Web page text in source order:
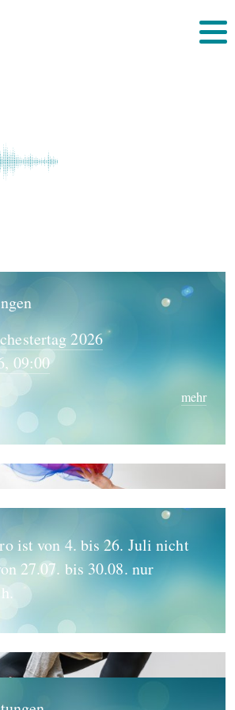
2026
09:00
mehr
ist von 4. bis 26. Juli nicht
27.07. bis 30.08. nur